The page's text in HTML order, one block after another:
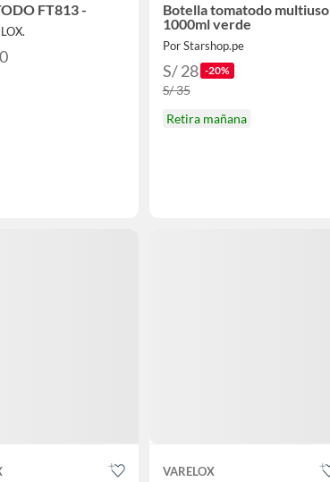
FT813 -
Botella tomatodo multiuso
1000ml verde
Por Starshop.pe
S/ 28 -20%
S/ 35
Retira mañana
VARELOX